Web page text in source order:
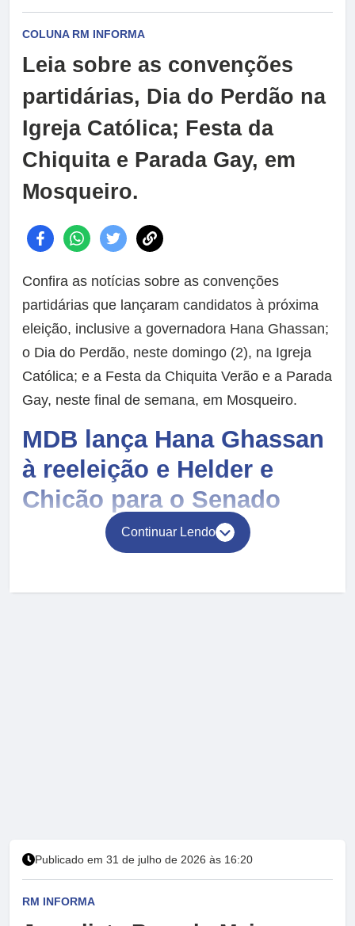
COLUNA RM INFORMA
Leia sobre as convenções
partidárias, Dia do Perdão na
Igreja Católica; Festa da
Chiquita e Parada Gay, em
Mosqueiro.
Confira as notícias sobre as convenções
partidárias que lançaram candidatos à próxima
eleição, inclusive a governadora Hana Ghassan;
o Dia do Perdão, neste domingo (2), na Igreja
Católica; e a Festa da Chiquita Verão e a Parada
Gay, neste final de semana, em Mosqueiro.
MDB lança Hana Ghassan
à reeleição e Helder e
Chicão para o Senado
Continuar Lendo
Publicado em 31 de julho de 2026 às 16:20
RM INFORMA